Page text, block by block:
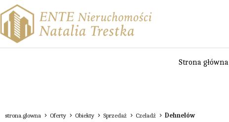
Strona główna
strona.glowna Oferty Obiekty Sprzedaż Czeladź Dehnelów